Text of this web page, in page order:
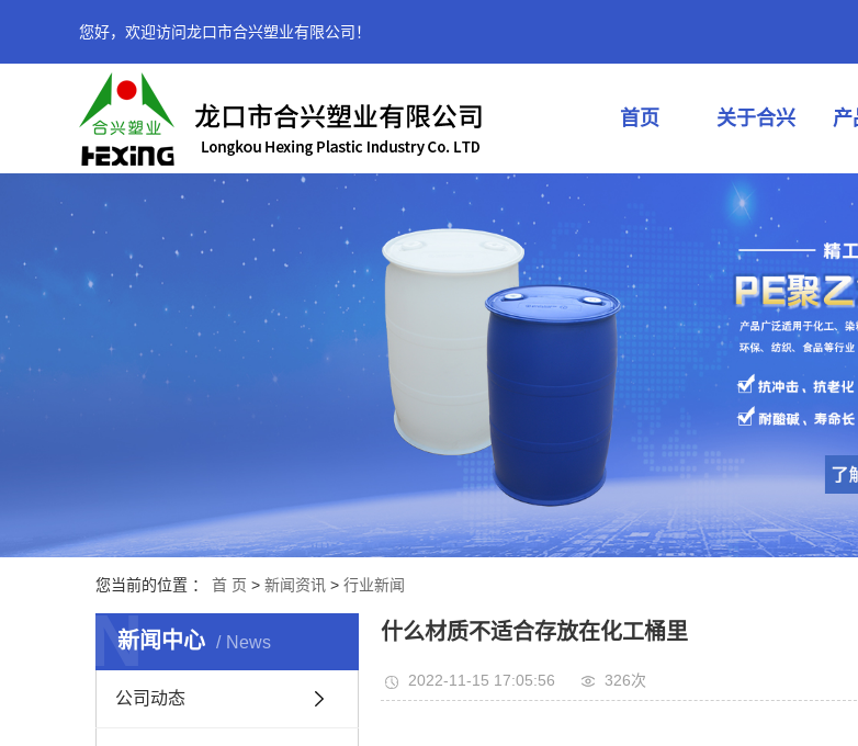
您好，欢迎访问龙口市合兴塑业有限公司！
首页 关于合兴 产
您当前的位置 ： 首 页 > 新闻资讯 > 行业新闻
新闻中心 News
N
公司动态
什么材质不适合存放在化工桶里
2022-11-15 17:05:56 326次